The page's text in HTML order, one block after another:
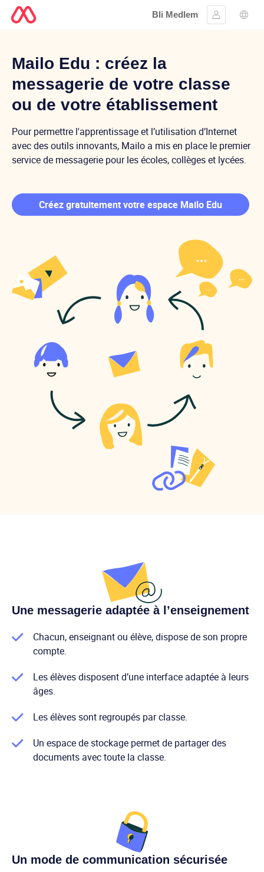
Bli Medlem
Logga in
Mailo Edu : créez la
messagerie de votre classe
ou de votre établissement
Pour permettre l'apprentissage et l’utilisation d’Internet
avec des outils innovants, Mailo a mis en place le premier
service de messagerie pour les écoles, collèges et lycées.
Créez gratuitement votre espace Mailo Edu
Une messagerie adaptée à l’enseignement
Chacun, enseignant ou élève, dispose de son propre
compte.
Les élèves disposent d’une interface adaptée à leurs
âges.
Les élèves sont regroupés par classe.
Un espace de stockage permet de partager des
documents avec toute la classe.
Un mode de communication sécurisée